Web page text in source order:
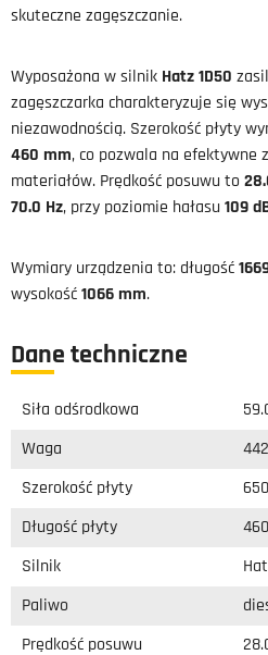
skuteczne zagęszczanie.
Wyposażona w silnik Hatz 1D50
zagęszczarka charakteryzuje się
niezawodnością. Szerokość płyty
460 mm, co pozwala na efektywne
materiałów. Prędkość posuwu to
70.0 Hz, przy poziomie hałasu 109
Wymiary urządzenia to: długość
wysokość 1066 mm.
Dane techniczne
Siła odśrodkowa
Waga
Szerokość płyty
Długość płyty
Silnik
Paliwo
Prędkość posuwu